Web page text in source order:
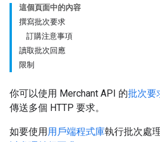
這個頁面中的內容
撰寫批次要求
訂購注意事項
讀取批次回應
限制
你可以使用 Merchant API 的批次要
傳送多個 HTTP 要求。
如要使用用戶端程式庫執行批次處